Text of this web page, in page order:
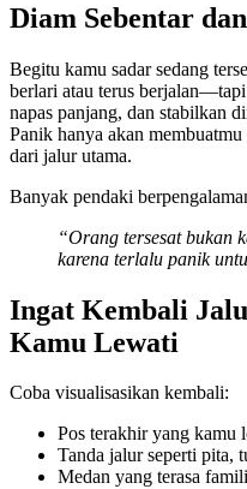
Diam Sebentar
Begitu kamu sadar sedang
berlari atau terus
napas panjang, dan stabilkan
Panik hanya akan
dari jalur utama.
Banyak pendaki
“Orang tersesat bukan
karena terlalu panik
Ingat Kembali
Kamu Lewati
Coba visualisasikan kembali:
Pos terakhir yang kamu
Tanda jalur seperti pita,
Medan yang terasa